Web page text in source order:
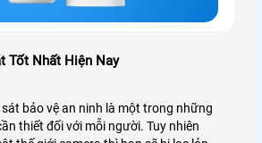
Tốt Nhất Hiện Nay
bảo vệ an ninh là một trong những
đối với mỗi người. Tuy nhiên